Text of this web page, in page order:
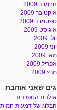
נובמבר 2009
אוקטובר 2009
ספטמבר 2009
אוגוסט 2009
יולי 2009
יוני 2009
מאי 2009
אפריל 2009
מרץ 2009
שאני אוהבת
אילנית הספרנית
הבלוג של דמעות חמות